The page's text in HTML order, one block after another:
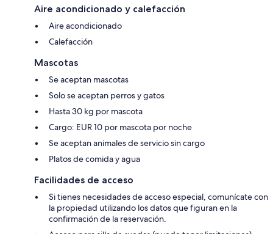
Aire acondicionado y calefacción
Aire acondicionado
Calefacción
Mascotas
Se aceptan mascotas
Solo se aceptan perros y gatos
Hasta 30 kg por mascota
Cargo: EUR 10 por mascota por noche
Se aceptan animales de servicio sin cargo
Platos de comida y agua
Facilidades de acceso
Si tienes necesidades de acceso especial, comunícate con
la propiedad utilizando los datos que figuran en la
confirmación de la reservación.